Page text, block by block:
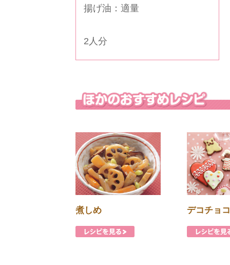
揚げ油：適量
2人分
煮しめ デコチョ